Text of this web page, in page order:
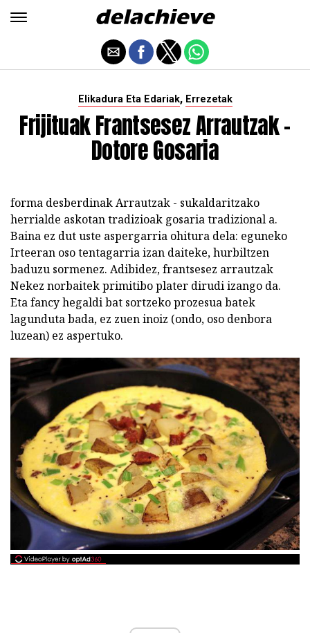
Elikadura Eta Edariak, Errezetak
Frijituak Frantsesez Arrautzak -
Dotore Gosaria
forma desberdinak Arrautzak - sukaldaritzako
herrialde askotan tradizioak gosaria tradizional a.
Baina ez dut uste aspergarria ohitura dela: eguneko
Irteeran oso tentagarria izan daiteke, hurbiltzen
baduzu sormenez. Adibidez, frantsesez arrautzak
Nekez norbaitek primitibo plater dirudi izango da.
Eta fancy hegaldi bat sortzeko prozesua batek
lagunduta bada, ez zuen inoiz (ondo, oso denbora
luzean) ez aspertuko.